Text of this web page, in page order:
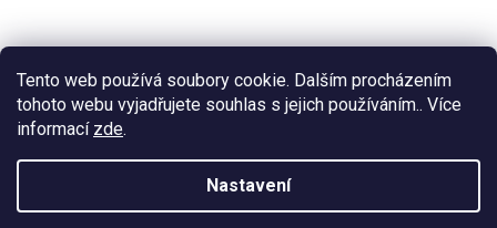
Tento web používá soubory cookie. Dalším procházením
tohoto webu vyjadřujete souhlas s jejich používáním.. Více
informací zde.
Nastavení